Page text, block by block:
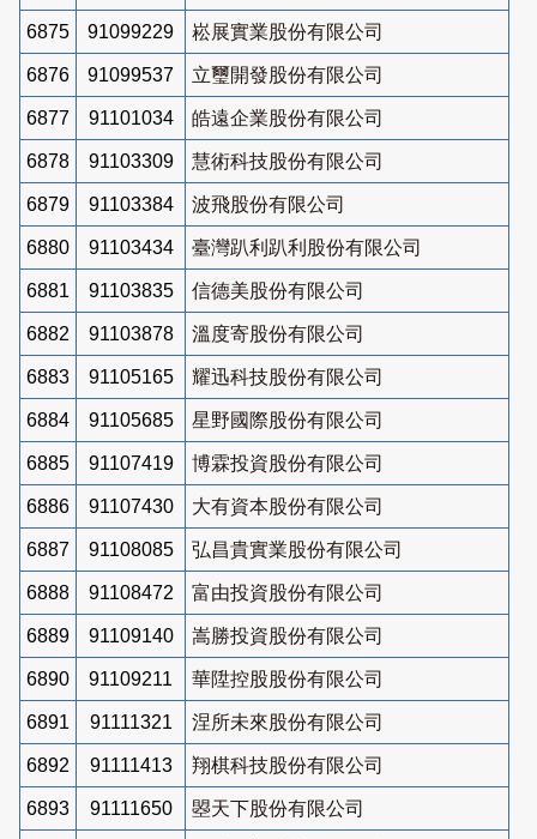
6875 91099229 崧展實業股份有限公司
6876 91099537 立璽開發股份有限公司
6877 91101034 皓遠企業股份有限公司
6878 91103309 慧術科技股份有限公司
6879 91103384 波飛股份有限公司
6880 91103434 臺灣趴利趴利股份有限公司
6881 91103835 信德美股份有限公司
6882 91103878 溫度寄股份有限公司
6883 91105165 耀迅科技股份有限公司
6884 91105685 星野國際股份有限公司
6885 91107419 博霖投資股份有限公司
6886 91107430 大有資本股份有限公司
6887 91108085 弘昌貴實業股份有限公司
6888 91108472 富由投資股份有限公司
6889 91109140 嵩勝投資股份有限公司
6890 91109211 華陞控股股份有限公司
6891 91111321 涅所未來股份有限公司
6892 91111413 翔棋科技股份有限公司
6893 91111650 曌天下股份有限公司